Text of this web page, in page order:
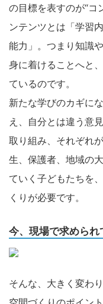
の目標を表すのが“コ
ンテンツとは「学習
能力」。つまり知識
身に着けることへと
ているのです。
新たな学びのカギに
え、自分とは違う意
取り組み、それぞれ
生、保護者、地域の
ていく子どもたちを
くりが必要です。
今、現場で求めら
そんな、大きく変わ